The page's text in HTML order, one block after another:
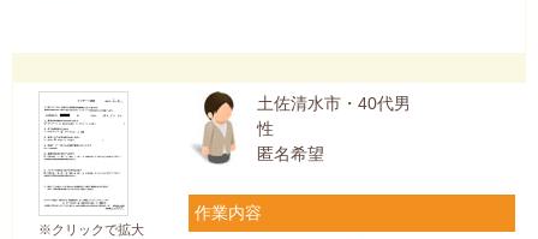
※クリックで拡大
土佐清水市・40代男
性
匿名希望
作業内容